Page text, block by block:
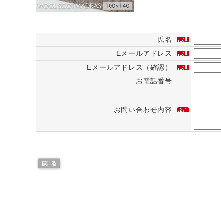
氏名
Eメールアドレス
Eメールアドレス（確認）
お電話番号
お問い合わせ内容